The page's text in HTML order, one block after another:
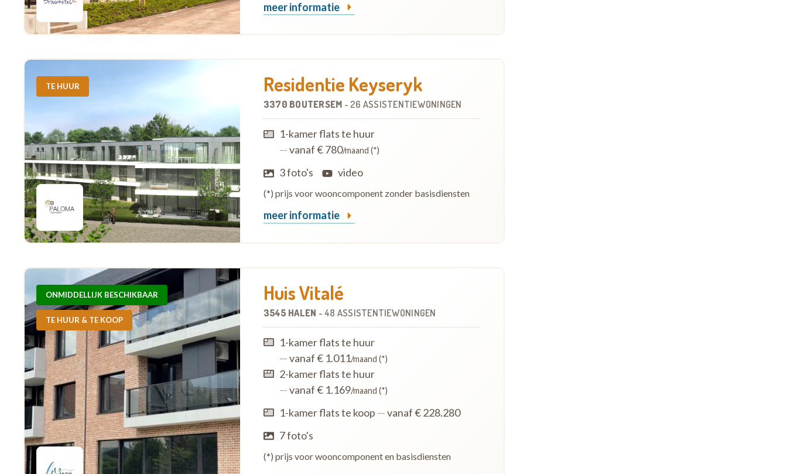
meer informatie
TE HUUR Residentie Keyseryk
3370 BOUTERSEM - 26 ASSISTENTIEWONINGEN
1-kamer flats te huur
—vanaf € 780/maand (*)
3 foto's video
(*) prijs voor wooncomponent zonder basisdiensten
meer informatie
ONMIDDELLIJK BESCHIKBAAR
TE HUUR & TE KOOP
Huis Vitalé
3545 HALEN -48 ASSISTENTIEWONINGEN
1-kamer flats te huur
—vanaf € 1.011/maand (*)
2-kamer flats te huur
—vanaf € 1.169/maand (*)
1-kamer flats te koop —vanaf € 228.280
7 foto's
(*) prijs voor wooncomponent en basisdiensten